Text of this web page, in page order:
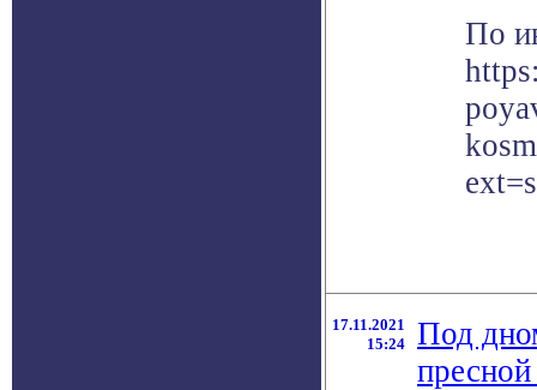
По
17.11.2021
15:24
Под